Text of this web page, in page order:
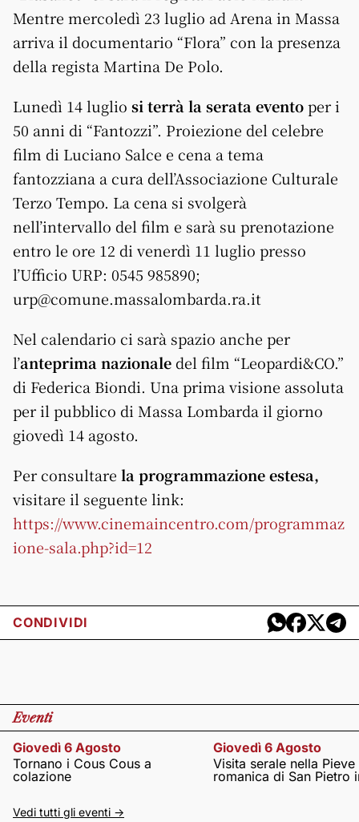
Mentre mercoledì 23 luglio ad Arena in Massa
arriva il documentario “Flora” con la presenza
della regista Martina De Polo.
Lunedì 14 luglio si terrà la serata eventoper i
50 anni di “Fantozzi”. Proiezione del celebre
film di Luciano Salce e cena a tema
fantozziana a cura dell’Associazione Culturale
Terzo Tempo. La cena si svolgerà
nell’intervallo del film e sarà su prenotazione
entro le ore 12 di venerdì 11 luglio presso
l’Ufficio URP: 0545 985890;
urp@comune.massalombarda.ra.it
Nel calendario ci sarà spazio anche per
l’anteprima nazionaledel film “Leopardi&CO.”
di Federica Biondi. Una prima visione assoluta
per il pubblico di Massa Lombarda il giorno
giovedì 14 agosto.
Per consultare la programmazione estesa,
visitare il seguente link:
https://www.cinemaincentro.com/programmaz
ione-sala.php?id=12
CONDIVIDI
Eventi
Giovedì 6 Agosto
Tornano i Cous Cous a
colazione
Giovedì 6 Agosto
Visita serale nella Pieve
romanica di San Pietro
Vedi tutti gli eventi ->